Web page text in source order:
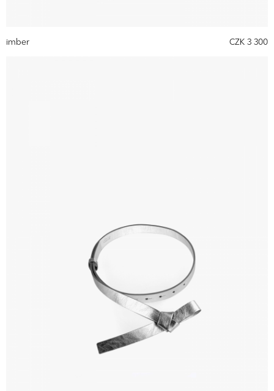
imber CZK 3 300